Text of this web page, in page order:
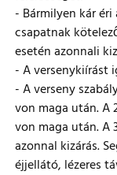
- Bármilyen kár
csapatnak
esetén azonnali
- A versenykiírást
- A verseny
von maga után. A
von maga után. A
azonnal kizárás.
éjjellátó, lézeres